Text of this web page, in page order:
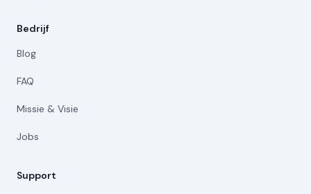
Bedrijf
Blog
FAQ
Missie & Visie
Jobs
Support